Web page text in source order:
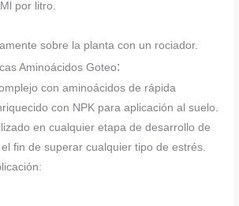
por litro.
sobre la planta con un rociador.
Aminoácidos Goteo:
con aminoácidos de rápida
con NPK para aplicación al suelo.
en cualquier etapa de desarrollo de
el fin de superar cualquier tipo de estrés.